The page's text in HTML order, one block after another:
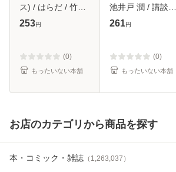
ス) / はらだ / 竹書
房 [コミック]【メ
253円
(0)
もったいない本舗
池井戸 潤 / 講談社
[文庫]【メール便送
261円
(0)
もったいない本舗
お店のカテゴリから商品を探す
本・コミック・雑誌 （ 1,263,037 ）